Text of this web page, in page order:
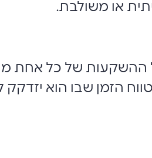
או משולבת.
ההשקעות של כל אחת
הזמן שבו הוא